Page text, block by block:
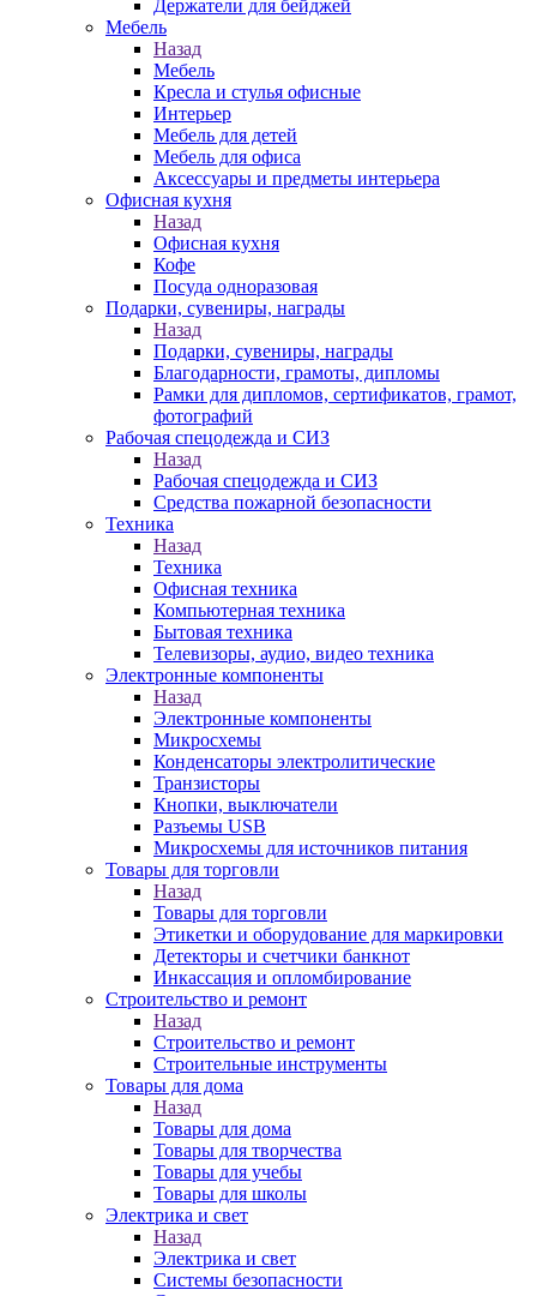
Держатели для бейджей
Мебель
Назад
Мебель
Кресла и стулья офисные
Интерьер
Мебель для детей
Мебель для офиса
Аксессуары и предметы интерьера
Офисная кухня
Назад
Офисная кухня
Кофе
Посуда одноразовая
Подарки, сувениры, награды
Назад
Подарки, сувениры, награды
Благодарности, грамоты, дипломы
Рамки для дипломов, сертификатов, грамот,
фотографий
Рабочая спецодежда и СИЗ
Назад
Рабочая спецодежда и СИЗ
Средства пожарной безопасности
Техника
Назад
Техника
Офисная техника
Компьютерная техника
Бытовая техника
Телевизоры, аудио, видео техника
Электронные компоненты
Назад
Электронные компоненты
Микросхемы
Конденсаторы электролитические
Транзисторы
Кнопки, выключатели
Разъемы USB
Микросхемы для источников питания
Товары для торговли
Назад
Товары для торговли
Этикетки и оборудование для маркировки
Детекторы и счетчики банкнот
Инкассация и опломбирование
Строительство и ремонт
Назад
Строительство и ремонт
Строительные инструменты
Товары для дома
Назад
Товары для дома
Товары для творчества
Товары для учебы
Товары для школы
Электрика и свет
Назад
Электрика и свет
Системы безопасности